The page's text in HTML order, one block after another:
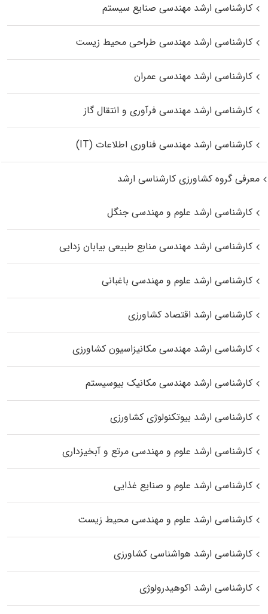
کارشناسی ارشد مهندسی صنایع سیستم
کارشناسی ارشد مهندسی طراحی محیط زیست
کارشناسی ارشد مهندسی عمران
کارشناسی ارشد مهندسی فرآوری و انتقال گاز
کارشناسی ارشد مهندسی فناوری اطلاعات (IT)
معرفی گروه کشاورزی کارشناسی ارشد
کارشناسی ارشد علوم و مهندسی جنگل
کارشناسی ارشد مهندسی منابع طبیعی بیابان زدایی
کارشناسی ارشد علوم و مهندسی باغبانی
کارشناسی ارشد اقتصاد کشاورزی
کارشناسی ارشد مهندسی مکانیزاسیون کشاورزی
کارشناسی ارشد مهندسی مکانیک بیوسیستم
کارشناسی ارشد بیوتکنولوژی کشاورزی
کارشناسی ارشد علوم و مهندسی مرتع و آبخیزداری
کارشناسی ارشد علوم و صنایع غذایی
کارشناسی ارشد علوم و مهندسی محیط زیست
کارشناسی ارشد هواشناسی کشاورزی
کارشناسی ارشد اکوهیدرولوژی